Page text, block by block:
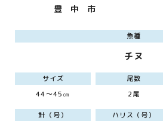
豊 中 市
魚種
チヌ
サイズ
44～45㎝
尾数
2尾
針（号）
ハリス（号）